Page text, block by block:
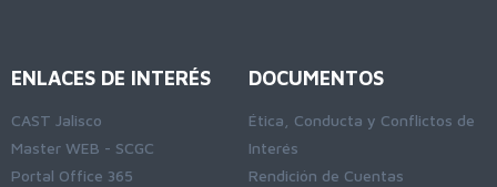
ENLACES DE INTERÉS
CAST Jalisco
Master WEB - SCGC
Portal Office 365
DOCUMENTOS
Ética, Conducta y Conflictos de
Interés
Rendición de Cuentas